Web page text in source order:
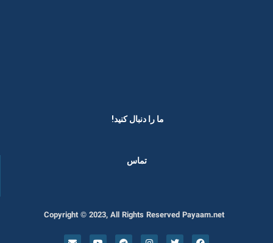
ما را دنبال کنید! ​
تماس
Copyright © 2023, All Rights Reserved Payaam.net